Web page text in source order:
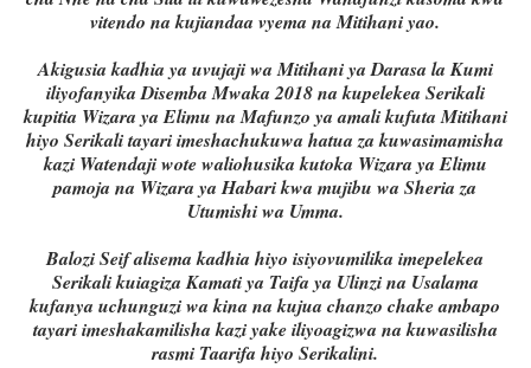
vitendo na kujiandaa vyema na Mitihani yao.
Akigusia kadhia ya uvujaji wa Mitihani ya Darasa la Kumi
iliyofanyika Disemba Mwaka 2018 na kupelekea Serikali
kupitia Wizara ya Elimu na Mafunzo ya amali kufuta Mitihani
hiyo Serikali tayari imeshachukuwa hatua za kuwasimamisha
kazi Watendaji wote waliohusika kutoka Wizara ya Elimu
pamoja na Wizara ya Habari kwa mujibu wa Sheria za
Utumishi wa Umma.
Balozi Seif alisema kadhia hiyo isiyovumilika imepelekea
Serikali kuiagiza Kamati ya Taifa ya Ulinzi na Usalama
kufanya uchunguzi wa kina na kujua chanzo chake ambapo
tayari imeshakamilisha kazi yake iliyoagizwa na kuwasilisha
rasmi Taarifa hiyo Serikalini.